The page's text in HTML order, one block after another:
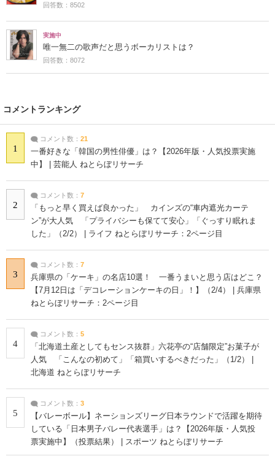
回答数：8502
実施中
唯一無二の歌声だと思うボーカリストは？
回答数：8072
コメントランキング
1
コメント数： 21
一番好きな「韓国の男性俳優」は？【2026年版・人気投票実施
中】 | 芸能人 ねとらぼリサーチ
2
コメント数： 7
「もっと早く買えば良かった」 カインズの“車内遮光カーテ
ン”が大人気 「プライバシーも保てて安心」「ぐっすり眠れま
した」（2/2） | ライフ ねとらぼリサーチ：2ページ目
3
コメント数： 7
兵庫県の「ケーキ」の名店10選！ 一番うまいと思う店はどこ？
【7月12日は「デコレーションケーキの日」！】（2/4） | 兵庫県
ねとらぼリサーチ：2ページ目
4
コメント数： 5
「北海道土産としてもセンス抜群」六花亭の“店舗限定”お菓子が
人気 「こんなの初めて」「箱買いするべきだった」（1/2） |
北海道 ねとらぼリサーチ
5
コメント数： 3
【バレーボール】ネーションズリーグ日本ラウンドで活躍を期待
している「日本男子バレー代表選手」は？【2026年版・人気投
票実施中】（投票結果） | スポーツ ねとらぼリサーチ